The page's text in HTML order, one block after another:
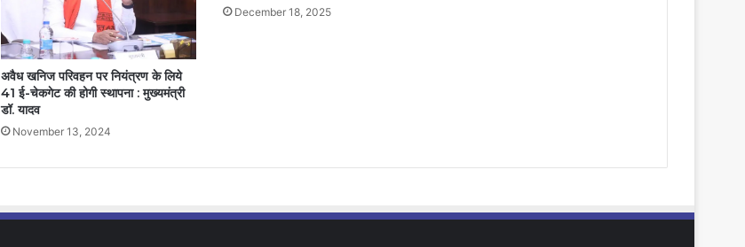
अवैध खनिज परिवहन पर नियंत्रण के लिये
41 ई-चेकगेट की होगी स्थापना : मुख्यमंत्री
डॉ. यादव
November 13, 2024
December 18, 2025